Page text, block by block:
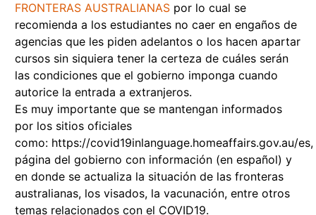
FRONTERAS AUSTRALIANAS por lo cual se
recomienda a los estudiantes no caer en engaños de
agencias que les piden adelantos o los hacen apartar
cursos sin siquiera tener la certeza de cuáles serán
las condiciones que el gobierno imponga cuando
autorice la entrada a extranjeros.
Es muy importante que se mantengan informados
por los sitios oficiales
como: https://covid19inlanguage.homeaffairs.gov.au/es,
página del gobierno con información (en español) y
en donde se actualiza la situación de las fronteras
australianas, los visados, la vacunación, entre otros
temas relacionados con el COVID19.